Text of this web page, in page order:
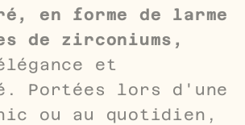
en forme de larme
de zirconiums,
et
Portées lors d'une
ou au quotidien,